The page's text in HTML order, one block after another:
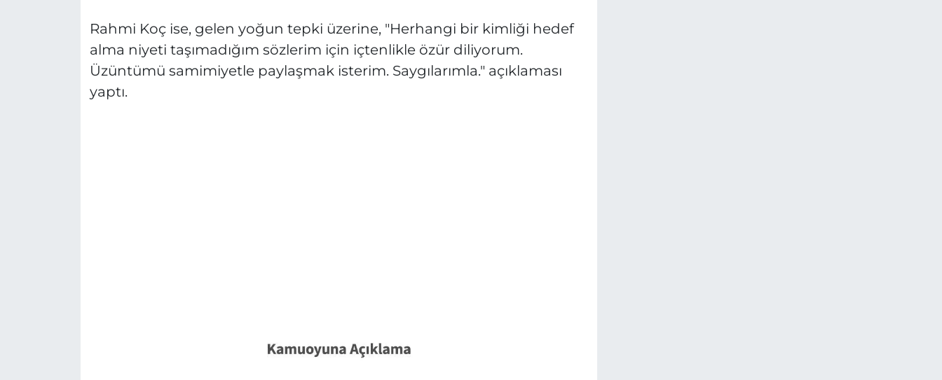
Rahmi Koç ise, gelen yoğun tepki üzerine, "Herhangi bir kimliği hedef
alma niyeti taşımadığım sözlerim için içtenlikle özür diliyorum.
Üzüntümü samimiyetle paylaşmak isterim. Saygılarımla." açıklaması
yaptı.